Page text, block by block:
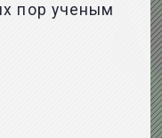
пор ученым